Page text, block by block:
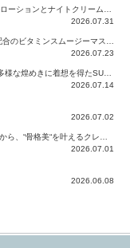
2026.07.31
2026.07.23
2026.07.14
2026.07.02
2026.07.01
2026.06.08